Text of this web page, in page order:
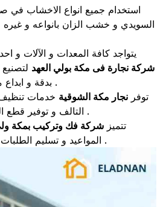
استخدام جميع انواع الاخشاب في
السويدي و خشب الزان بانواعه و
يتواجد كافة المعدات و الآلات و
شركة نجارة فى مكة بولي العهد
بدقة و ابداع مع توفير تصاميم متنوعة .
توفر نجار مكة الشوقية خدمات تنظيف
التالف و توفير قطع الغيار اللازم باقل الاسعار .
تتميز شركة فك وتركيب بمكة
المواعيد و تسليم الطلبات في الموعد المتفق عليه .